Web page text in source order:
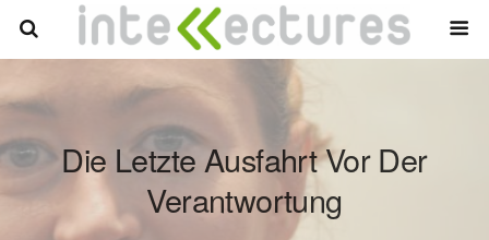
Die Letzte Ausfahrt Vor Der
Verantwortung